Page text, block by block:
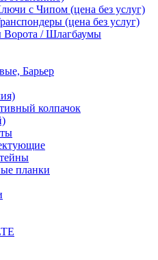
с Чипом (цена без услуг)
(цена без услуг)
Ворота / Шлагбаумы
Барьер
колпачок
планки